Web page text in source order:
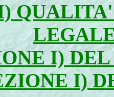
I) DEL
I)